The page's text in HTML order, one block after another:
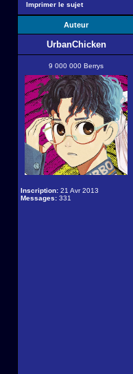
Imprimer le sujet
Auteur
UrbanChicken
9 000 000 Berrys
Inscription: 21 Avr 2013
Messages: 331